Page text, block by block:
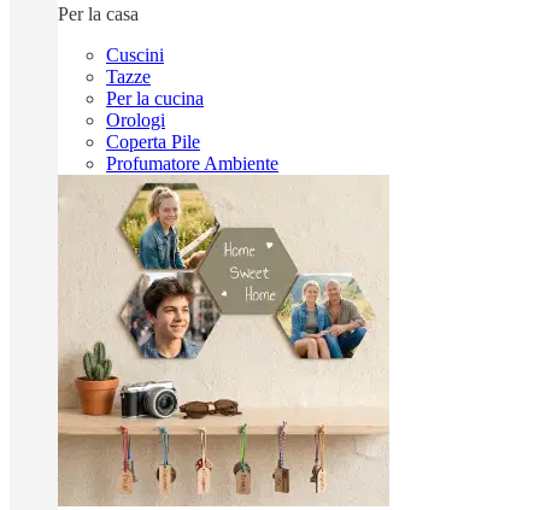
Per la casa
Cuscini
Tazze
Per la cucina
Orologi
Coperta Pile
Profumatore Ambiente